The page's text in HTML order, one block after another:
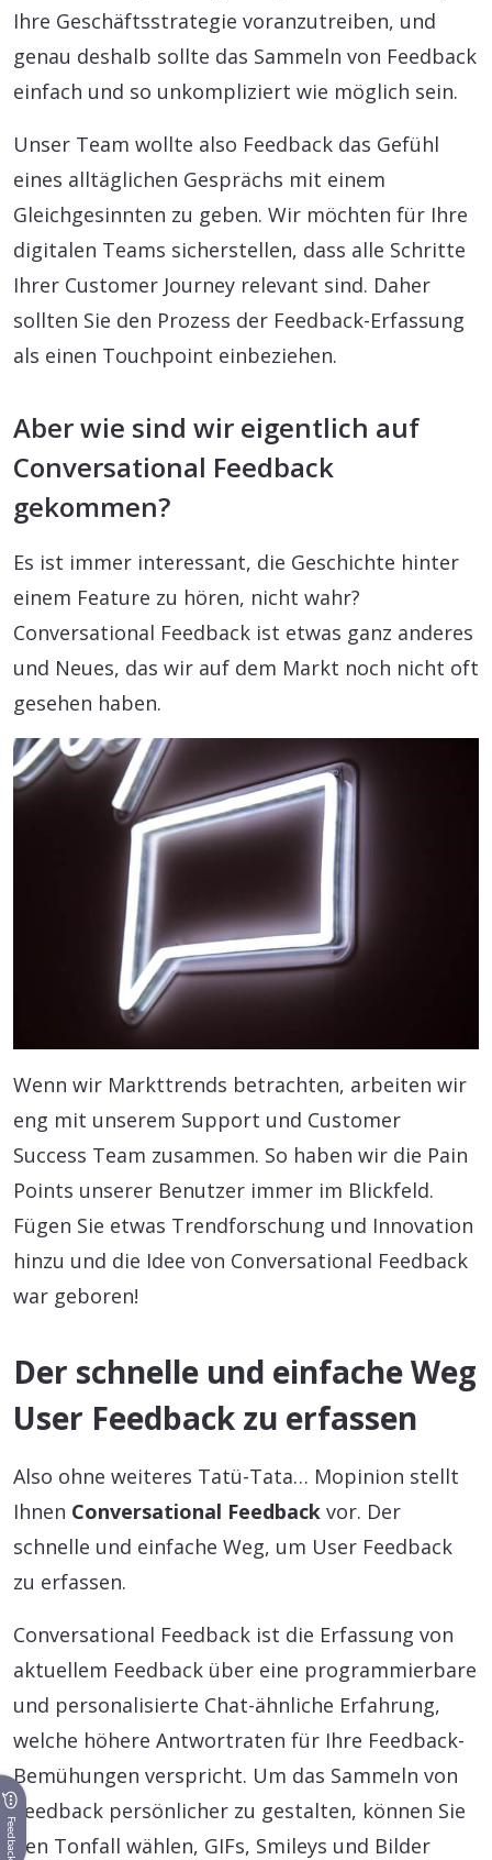
Ihre Geschäftsstrategie voranzutreiben, und
genau deshalb sollte das Sammeln von Feedback
einfach und so unkompliziert wie möglich sein.
Unser Team wollte also Feedback das Gefühl
eines alltäglichen Gesprächs mit einem
Gleichgesinnten zu geben. Wir möchten für Ihre
digitalen Teams sicherstellen, dass alle Schritte
Ihrer Customer Journey relevant sind. Daher
sollten Sie den Prozess der Feedback-Erfassung
als einen Touchpoint einbeziehen.
Aber wie sind wir eigentlich auf
Conversational Feedback
gekommen?
Es ist immer interessant, die Geschichte hinter
einem Feature zu hören, nicht wahr?
Conversational Feedback ist etwas ganz anderes
und Neues, das wir auf dem Markt noch nicht oft
gesehen haben.
Wenn wir Markttrends betrachten, arbeiten wir
eng mit unserem Support und Customer
Success Team zusammen. So haben wir die Pain
Points unserer Benutzer immer im Blickfeld.
Fügen Sie etwas Trendforschung und Innovation
hinzu und die Idee von Conversational Feedback
war geboren!
Der schnelle und einfache Weg
User Feedback zu erfassen
Also ohne weiteres Tatü-Tata… Mopinion stellt
Ihnen Conversational Feedback vor. Der
schnelle und einfache Weg, um User Feedback
zu erfassen.
Conversational Feedback ist die Erfassung von
aktuellem Feedback über eine programmierbare
und personalisierte Chat-ähnliche Erfahrung,
welche höhere Antwortraten für Ihre Feedback-
Bemühungen verspricht. Um das Sammeln von
Feedback persönlicher zu gestalten, können Sie
den Tonfall wählen, GIFs, Smileys und Bilder
Feedback